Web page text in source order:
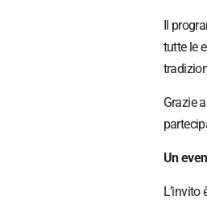
Il
tutte le
Grazie
Un